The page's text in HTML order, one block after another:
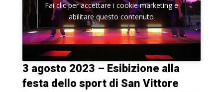
Fai clic per accettare i cookie marketing e
abilitare questo contenuto
3 agosto 2023 – Esibizione alla
festa dello sport di San Vittore